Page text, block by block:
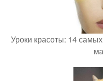
Уроки красоты: 14